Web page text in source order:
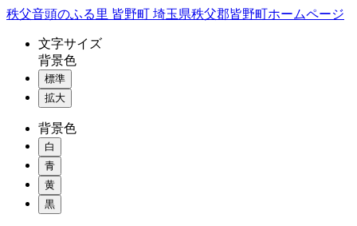
コ
秩父音頭のふる里 皆野町 埼玉県秩父郡皆野町ホームページ
文字サイズ
背景色
標準
拡大
背景色
白
青
黄
黒